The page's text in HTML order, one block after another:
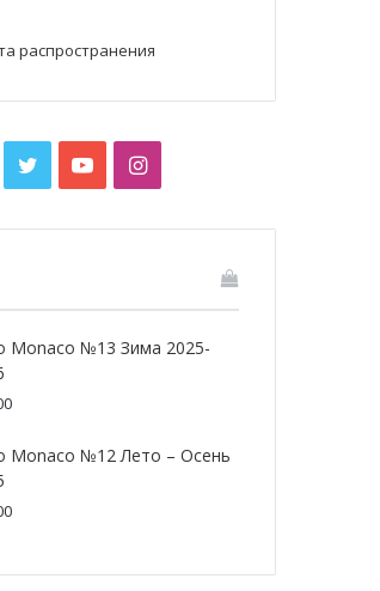
распространения
TwitterYouTubeInstagram
Monaco №13 Зима 2025-
Monaco №12 Лето – Осень